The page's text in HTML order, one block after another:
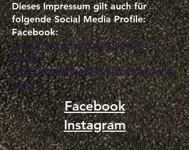
Dieses Impressum gilt auch für
folgende Social Media Profile:
Facebook:
https://www.facebook.com/Fg-
Design
https://www.facebook.com/frederik.
grefe.7
Facebook
Instagram